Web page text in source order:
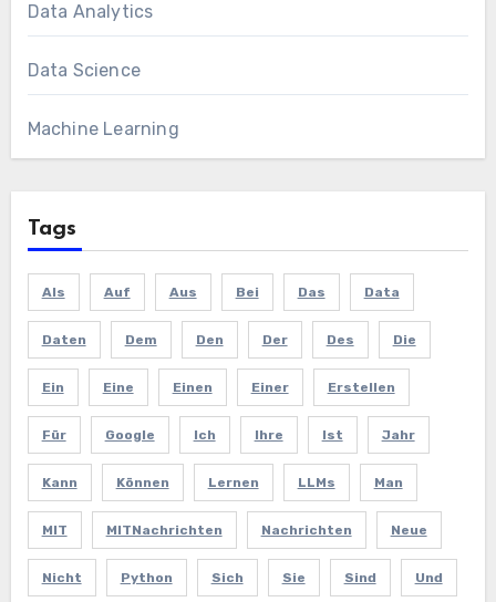
Data Analytics
Data Science
Machine Learning
Tags
Als Auf Aus Bei Das Data
Daten Dem Den Der Des Die
Ein Eine Einen Einer Erstellen
Für Google Ich Ihre Ist Jahr
Kann Können Lernen LLMs Man
MIT MITNachrichten Nachrichten Neue
Nicht Python Sich Sie Sind Und